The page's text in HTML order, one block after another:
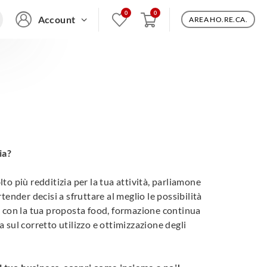
Account AREA HO.RE.CA.
più redditizia per la tua attività, parliamone
decisi a sfruttare al meglio le possibilità
la tua proposta food, formazione continua
sul corretto utilizzo e ottimizzazione degli